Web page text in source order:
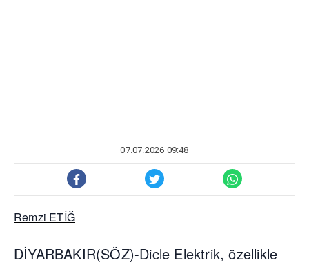
07.07.2026 09:48
Remzi ETİĞ
DİYARBAKIR(SÖZ)-Dicle Elektrik, özellikle